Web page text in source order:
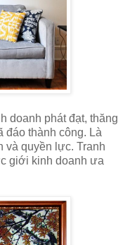
doanh phát đạt, thăng
đáo thành công. Là
và quyền lực. Tranh
giới kinh doanh ưa